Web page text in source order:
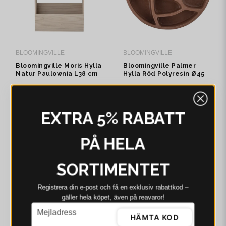
BLOOMINGVILLE
Bloomingville Moris Hylla
Natur Paulownia L38 cm
869 kr
699 kr
BLOOMINGVILLE
Bloomingville Palmer
Hylla Röd Polyresin Ø45
1 599 kr
1 049 kr
-34%
EXTRA 5% RABATT
PÅ HELA
SORTIMENTET
Registrera din e‑post och få en exklusiv rabattkod –
gäller hela köpet, även på reavaror!
email
Mejladress
HÄMTA KOD